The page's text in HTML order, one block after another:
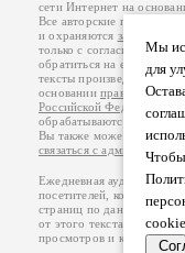
Мы
для
Чтобы
сети Интернет на
Все авторские права на
и охраняются законом
.
только с согласия его
обратиться на его
тексты произведений
основанииправил
Российской Федерации
обрабатываются на
Вы также можете
связаться с
Ежедневная аудитория
посетителей, которые в
страниц по данным
от этого текста. В
просмотров и количество